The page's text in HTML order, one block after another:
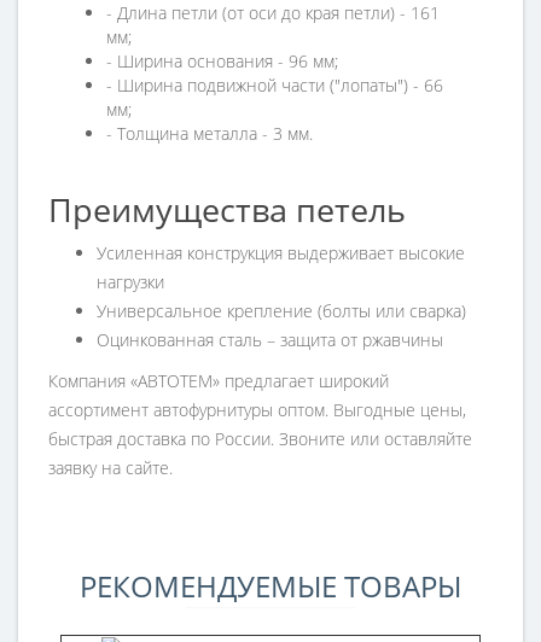
- Длина петли (от оси до края петли) - 161
мм;
- Ширина основания - 96 мм;
- Ширина подвижной части ("лопаты") - 66
мм;
- Толщина металла - 3 мм.
Преимущества петель
Усиленная конструкция выдерживает высокие
нагрузки
Универсальное крепление (болты или сварка)
Оцинкованная сталь – защита от ржавчины
Компания «АВТОТЕМ» предлагает широкий
ассортимент автофурнитуры оптом. Выгодные цены,
быстрая доставка по России. Звоните или оставляйте
заявку на сайте.
РЕКОМЕНДУЕМЫЕ ТОВАРЫ